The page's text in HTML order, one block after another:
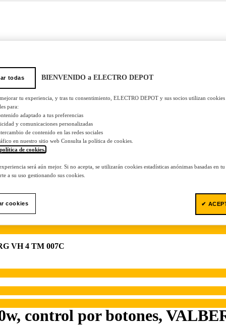
VH 4 TM 007C
control por botones,
todas BIENVENIDO a ELECTRO DEPOT
tu experiencia, y tras tu consentimiento, ELECTRO DEPOT y sus socios utilizan cookies
para:
adaptado a tus preferencias
y comunicaciones personalizadas
de contenido en las redes sociales
en nuestro sitio web Consulta la política de cookies.
de cookies.
será aún mejor. Si no acepta, se utilizarán cookies estadísticas anónimas basadas en tu
a su uso gestionando sus cookies.
cookies ✔